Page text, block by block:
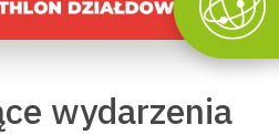
wydarzenia